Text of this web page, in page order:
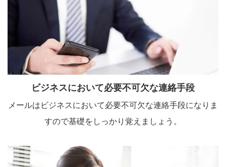
ビジネスにおいて必要不可欠な連絡手段
メールはビジネスにおいて必要不可欠な連絡手段になりま
すので基礎をしっかり覚えましょう。